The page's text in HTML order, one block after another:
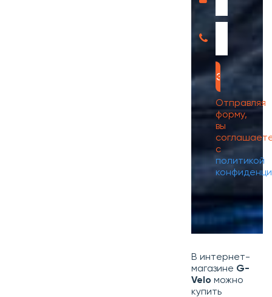
Отправляя
форму,
вы
с
политикой
В интернет-
магазине G-
Velo можно
купить